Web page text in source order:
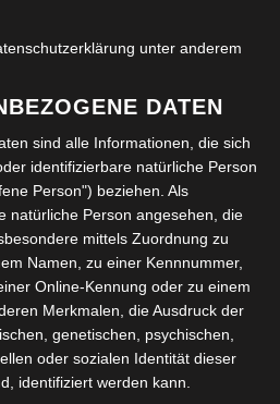
unter anderem
DATEN
sind alle Informationen, die sich
identifizierbare natürliche Person
Person") beziehen. Als
natürliche Person angesehen, die
mittels Zuordnung zu
Namen, zu einer Kennnummer,
Online-Kennung oder zu einem
Merkmalen, die Ausdruck der
genetischen, psychischen,
oder sozialen Identität dieser
identifiziert werden kann.